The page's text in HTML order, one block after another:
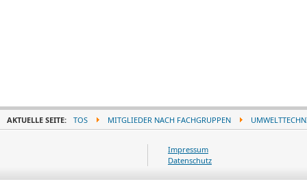
AKTUELLE SEITE: TOS MITGLIEDER NACH FACHGRUPPEN
Impressum
Datenschutz